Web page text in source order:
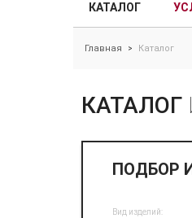
КАТАЛОГ
Главная > Каталог
КАТАЛОГ
ПОДБОР
Вид изделий: